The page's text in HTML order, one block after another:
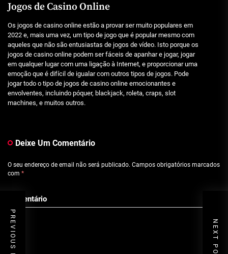
Jogos de Casino Online
Os jogos de casino online estão a provar ser muito populares em
2022 e, mais uma vez, um tipo de jogo que é popular mesmo com
aqueles que não são entusiastas de jogos de vídeo. Isto porque os
jogos de casino online podem ser fáceis de apanhar e jogar, jogar
em qualquer lugar com uma ligação à Internet, e proporcionar uma
emoção que é difícil de igualar com outros tipos de jogos. Pode
jogar todo o tipo de jogos de casino online emocionantes e
envolventes, incluindo póquer, blackjack, roleta, craps, slot
machines, e muitos outros.
Deixe Um Comentário
O seu endereço de email não será publicado. Campos obrigatórios marcados
com *
Comentário
NEXT POST